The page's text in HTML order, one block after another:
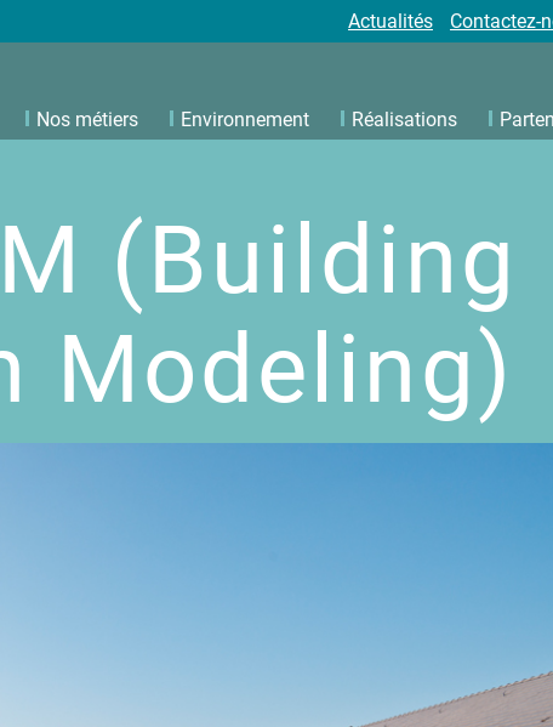
Actualités Contactez-
Nos métiers Environnement Réalisations
(Building
Modeling)